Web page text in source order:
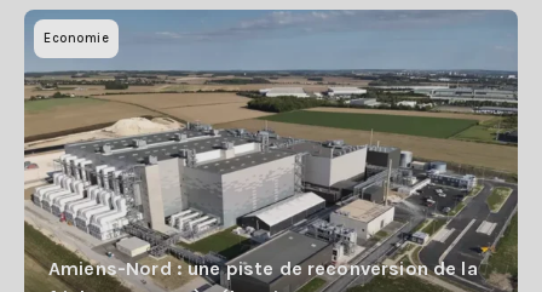
Economie
Amiens-Nord : une piste de reconversion de la